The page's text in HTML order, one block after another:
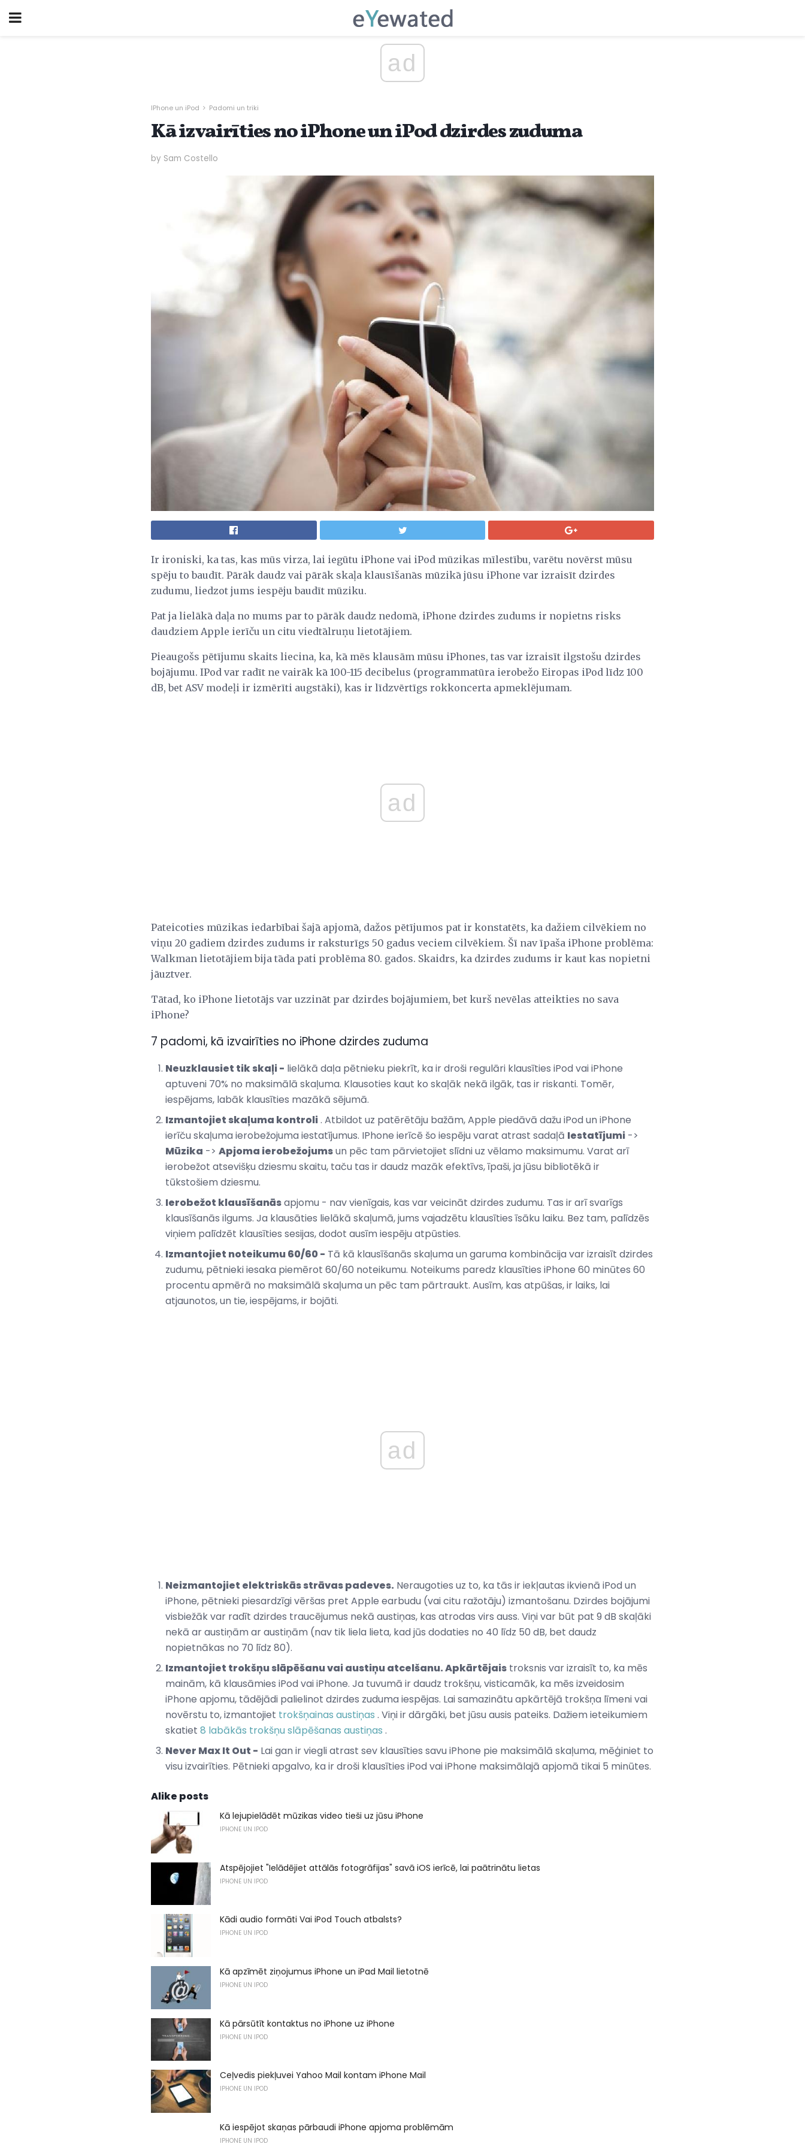
ad
IPhone un iPod Padomi un triki
Kā izvairīties no iPhone un iPod dzirdes zuduma
by Sam Costello
Ir ironiski, ka tas, kas mūs virza, lai iegūtu iPhone vai iPod mūzikas mīlestību, varētu novērst mūsu
spēju to baudīt. Pārāk daudz vai pārāk skaļa klausīšanās mūzikā jūsu iPhone var izraisīt dzirdes
zudumu, liedzot jums iespēju baudīt mūziku.
Pat ja lielākā daļa no mums par to pārāk daudz nedomā, iPhone dzirdes zudums ir nopietns risks
daudziem Apple ierīču un citu viedtālruņu lietotājiem.
Pieaugošs pētījumu skaits liecina, ka, kā mēs klausām mūsu iPhones, tas var izraisīt ilgstošu dzirdes
bojājumu. IPod var radīt ne vairāk kā 100-115 decibelus (programmatūra ierobežo Eiropas iPod līdz 100
dB, bet ASV modeļi ir izmērīti augstāki), kas ir līdzvērtīgs rokkoncerta apmeklējumam.
ad
Pateicoties mūzikas iedarbībai šajā apjomā, dažos pētījumos pat ir konstatēts, ka dažiem cilvēkiem no
viņu 20 gadiem dzirdes zudums ir raksturīgs 50 gadus veciem cilvēkiem. Šī nav īpaša iPhone problēma:
Walkman lietotājiem bija tāda pati problēma 80. gados. Skaidrs, ka dzirdes zudums ir kaut kas nopietni
jāuztver.
Tātad, ko iPhone lietotājs var uzzināt par dzirdes bojājumiem, bet kurš nevēlas atteikties no sava
iPhone?
7 padomi, kā izvairīties no iPhone dzirdes zuduma
Neuzklausiet tik skaļi - lielākā daļa pētnieku piekrīt, ka ir droši regulāri klausīties iPod vai iPhone
aptuveni 70% no maksimālā skaļuma. Klausoties kaut ko skaļāk nekā ilgāk, tas ir riskanti. Tomēr,
iespējams, labāk klausīties mazākā sējumā.
Izmantojiet skaļuma kontroli. Atbildot uz patērētāju bažām, Apple piedāvā dažu iPod un iPhone
ierīču skaļuma ierobežojuma iestatījumus. IPhone ierīcē šo iespēju varat atrast sadaļā Iestatījumi ->
Mūzika -> Apjoma ierobežojumsun pēc tam pārvietojiet slīdni uz vēlamo maksimumu. Varat arī
ierobežot atsevišķu dziesmu skaitu, taču tas ir daudz mazāk efektīvs, īpaši, ja jūsu bibliotēkā ir
tūkstošiem dziesmu.
Ierobežot klausīšanāsapjomu - nav vienīgais, kas var veicināt dzirdes zudumu. Tas ir arī svarīgs
klausīšanās ilgums. Ja klausāties lielākā skaļumā, jums vajadzētu klausīties īsāku laiku. Bez tam, palīdzēs
viņiem palīdzēt klausīties sesijas, dodot ausīm iespēju atpūsties.
Izmantojiet noteikumu 60/60 - Tā kā klausīšanās skaļuma un garuma kombinācija var izraisīt dzirdes
zudumu, pētnieki iesaka piemērot 60/60 noteikumu. Noteikums paredz klausīties iPhone 60 minūtes 60
procentu apmērā no maksimālā skaļuma un pēc tam pārtraukt. Ausīm, kas atpūšas, ir laiks, lai
atjaunotos, un tie, iespējams, ir bojāti.
ad
Neizmantojiet elektriskās strāvas padeves. Neraugoties uz to, ka tās ir iekļautas ikvienā iPod un
iPhone, pētnieki piesardzīgi vēršas pret Apple earbudu (vai citu ražotāju) izmantošanu. Dzirdes bojājumi
visbiežāk var radīt dzirdes traucējumus nekā austiņas, kas atrodas virs auss. Viņi var būt pat 9 dB skaļāki
nekā ar austiņām ar austiņām (nav tik liela lieta, kad jūs dodaties no 40 līdz 50 dB, bet daudz
nopietnākas no 70 līdz 80).
Izmantojiet trokšņu slāpēšanu vai austiņu atcelšanu. Apkārtējais troksnis var izraisīt to, ka mēs
mainām, kā klausāmies iPod vai iPhone. Ja tuvumā ir daudz trokšņu, visticamāk, ka mēs izveidosim
iPhone apjomu, tādējādi palielinot dzirdes zuduma iespējas. Lai samazinātu apkārtējā trokšņa līmeni vai
novērstu to, izmantojiet trokšņainas austiņas . Viņi ir dārgāki, bet jūsu ausis pateiks. Dažiem ieteikumiem
skatiet 8 labākās trokšņu slāpēšanas austiņas .
Never Max It Out - Lai gan ir viegli atrast sev klausīties savu iPhone pie maksimālā skaļuma, mēģiniet to
visu izvairīties. Pētnieki apgalvo, ka ir droši klausīties iPod vai iPhone maksimālajā apjomā tikai 5 minūtes.
Alike posts
Kā lejupielādēt mūzikas video tieši uz jūsu iPhone
IPHONE UN IPOD
Atspējojiet "Ielādējiet attālās fotogrāfijas" savā iOS ierīcē, lai paātrinātu lietas
IPHONE UN IPOD
Kādi audio formāti Vai iPod Touch atbalsts?
IPHONE UN IPOD
Kā apzīmēt ziņojumus iPhone un iPad Mail lietotnē
IPHONE UN IPOD
Kā pārsūtīt kontaktus no iPhone uz iPhone
IPHONE UN IPOD
Ceļvedis piekļuvei Yahoo Mail kontam iPhone Mail
IPHONE UN IPOD
Kā iespējot skaņas pārbaudi iPhone apjoma problēmām
IPHONE UN IPOD